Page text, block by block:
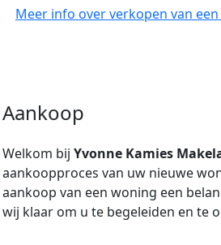
Meer info over verkopen van
Aankoop
Welkom bij Yvonne Kamies
aankoopproces van uw nieuwe
aankoop van een woning een
wij klaar om u te begeleiden en te